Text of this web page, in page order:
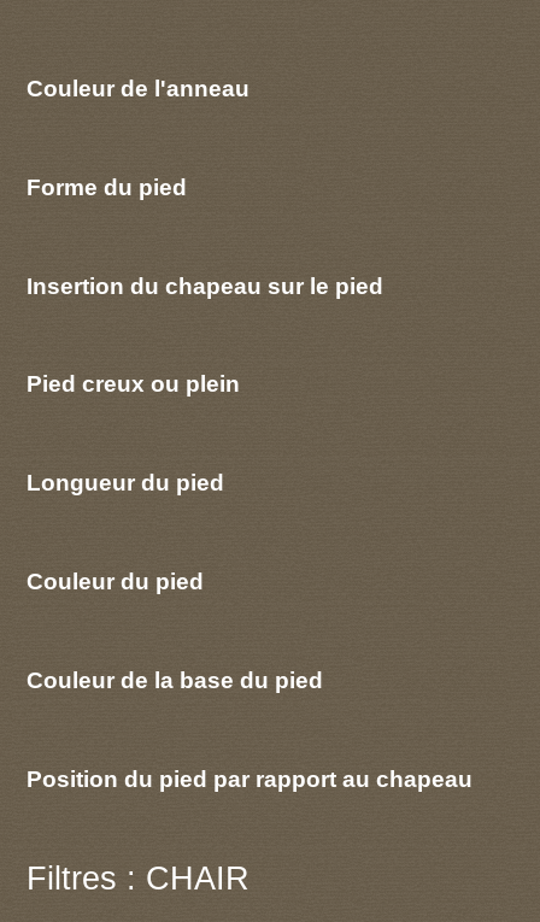
Couleur de l'anneau
Forme du pied
Insertion du chapeau sur le pied
Pied creux ou plein
Longueur du pied
Couleur du pied
Couleur de la base du pied
Position du pied par rapport au chapeau
Filtres : CHAIR